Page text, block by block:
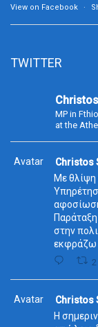
View on Facebook ·
TWITTER
MP in
at the
Avatar Christos
Με θλίψη
στην
εκφράζω
2
Avatar Christos
Η